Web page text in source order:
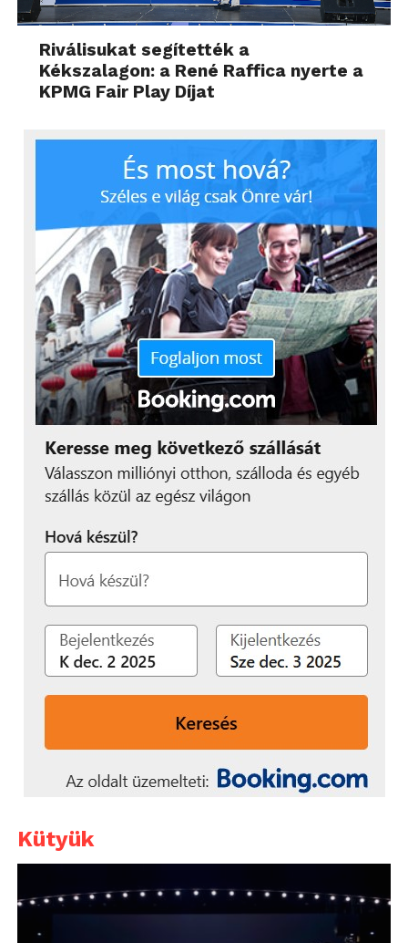
Riválisukat segítették a
Kékszalagon: a René Raffica nyerte a
KPMG Fair Play Díjat
Kütyük